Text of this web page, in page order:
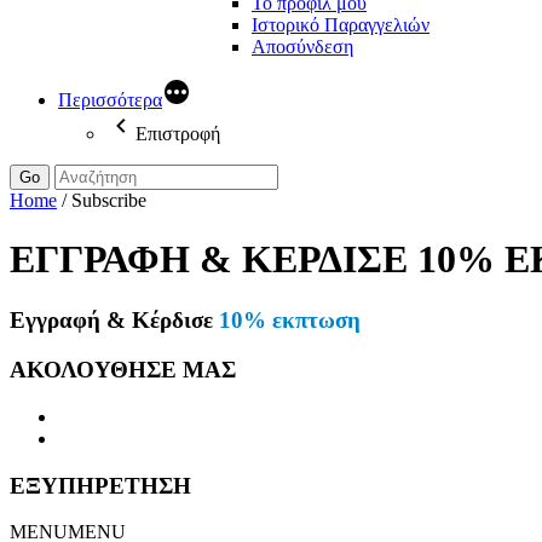
Ιστορικό Παραγγελιών
Αποσύνδεση
Περισσότερα
Επιστροφή
Go
Home / Subscribe
ΕΓΓΡΑΦΗ & ΚΕΡΔΙΣΕ 10%
Εγγραφή & Κέρδισε 10% εκπτωση
ΑΚΟΛΟΥΘΗΣΕ ΜΑΣ
ΕΞΥΠΗΡΕΤΗΣΗ
MENUMENU